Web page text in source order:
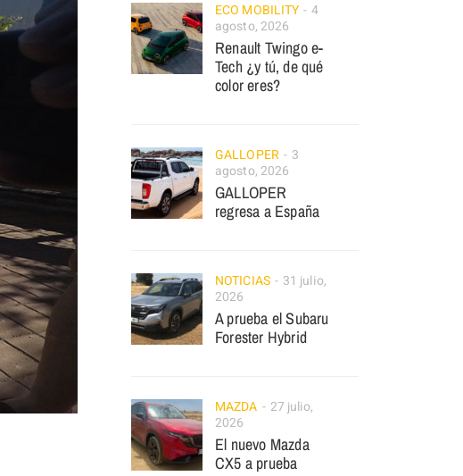
ECO MOBILITY
4
agosto, 2026
Renault Twingo e-
Tech ¿y tú, de qué
color eres?
GALLOPER
3
agosto, 2026
GALLOPER
regresa a España
NOTICIAS
31 julio,
2026
A prueba el Subaru
Forester Hybrid
MAZDA
27 julio,
2026
El nuevo Mazda
CX5 a prueba